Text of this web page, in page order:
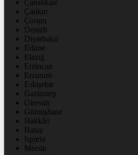
Çanakkale
Çankırı
Çorum
Denizli
Diyarbakır
Edirne
Elazığ
Erzincan
Erzurum
Eskişehir
Gaziantep
Giresun
Gümüşhane
Hakkâri
Hatay
Isparta
Mersin